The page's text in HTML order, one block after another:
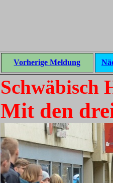
Vorherige Meldung
Schwäbisch
Mit den